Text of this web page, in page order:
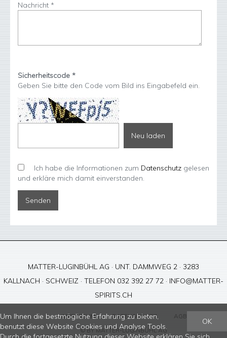
Nachricht *
Sicherheitscode *
Geben Sie bitte den Code vom Bild ins Eingabefeld ein.
Neu laden
Ich habe die Informationen zum Datenschutz gelesen
und erkläre mich damit einverstanden.
MATTER-LUGINBÜHL AG · UNT. DAMMWEG 2 · 3283
KALLNACH · SCHWEIZ · TELEFON 032 392 27 72 · INFO@MATTER-
SPIRITS.CH
IMPRESSUM DATENSCHUTZ
AGB
© BYMATTER-LUGINBÜHL AG
OK
Um Ihnen die bestmögliche Erfahrung zu bieten,
benutzt diese Website Cookies und Analyse Tools.